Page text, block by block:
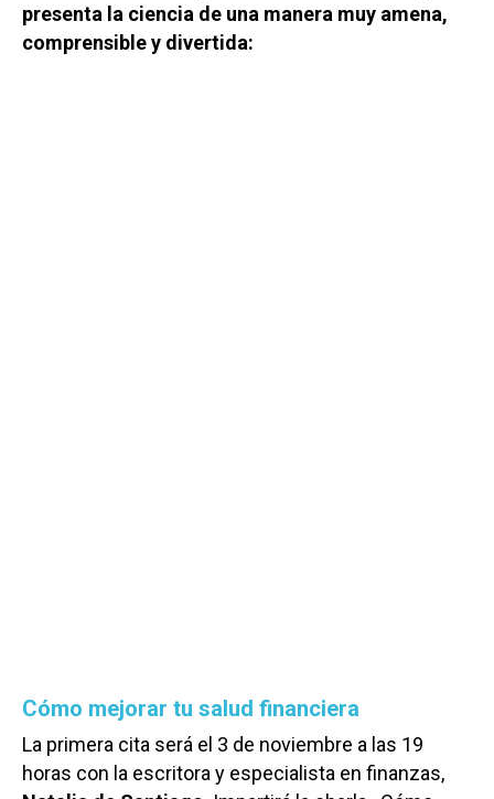
presenta la ciencia de una manera muy amena,
comprensible y divertida:
Cómo mejorar tu salud financiera
La primera cita será el 3 de noviembre a las 19
horas con la escritora y especialista en finanzas,